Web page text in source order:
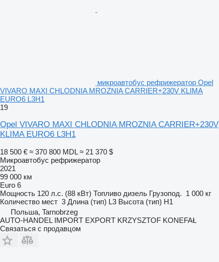
микроавтобус рефрижератор Opel
VIVARO MAXI CHLODNIA MROZNIA CARRIER+230V KLIMA
EURO6 L3H1
19
Opel VIVARO MAXI CHLODNIA MROZNIA CARRIER+230V
KLIMA EURO6 L3H1
18 500 € ≈ 370 800 MDL ≈ 21 370 $
Микроавтобус рефрижератор
2021
99 000 км
Euro 6
Мощность 120 л.с. (88 кВт) Топливо дизель Грузопод. 1 000 кг
Количество мест 3 Длина (тип) L3 Высота (тип) H1
Польша, Tarnobrzeg
AUTO-HANDEL IMPORT EXPORT KRZYSZTOF KONEFAŁ
Связаться с продавцом